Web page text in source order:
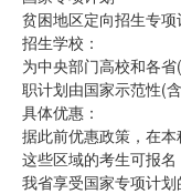
贫困地区定向招生专项
招生学校：
为中央部门高校和各
职计划由国家示范性(
具体优惠：
据此前优惠政策，在
这些区域的考生可报名
我省享受国家专项计